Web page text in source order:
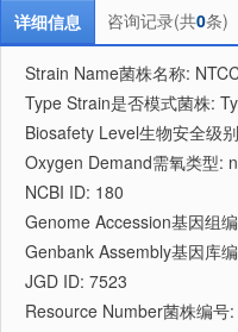
详细信息 咨询记录(共0条)
Strain Name菌株名称:
Type Strain是否模式菌株:
Biosafety Level生物安全级
Oxygen Demand需氧类型:
NCBI ID: 180
Genome Accession基因组
Genbank Assembly基因库
JGD ID: 7523
Resource Number菌株编号